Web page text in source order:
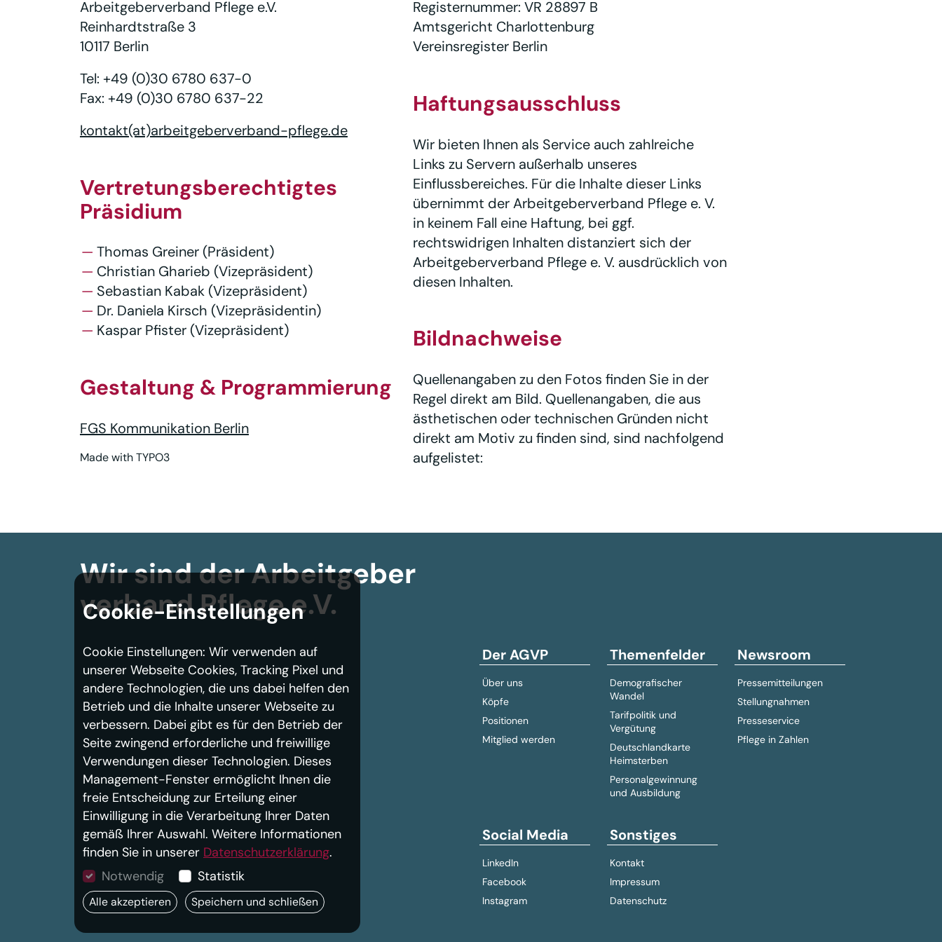
Arbeitgeberverband Pflege e.V.
Reinhardtstraße 3
10117 Berlin
Tel: +49 (0)30 6780 637-0
Fax: +49 (0)30 6780 637-22
kontakt(at)arbeitgeberverband-pflege.de
Vertretungsberechtigtes
Präsidium
Thomas Greiner (Präsident)
Christian Gharieb (Vizepräsident)
Sebastian Kabak (Vizepräsident)
Dr. Daniela Kirsch (Vizepräsidentin)
Kaspar Pfister (Vizepräsident)
Gestaltung & Programmierung
FGS Kommunikation Berlin
Made with TYPO3
Registernummer: VR 28897 B
Amtsgericht Charlottenburg
Vereinsregister Berlin
Haftungsausschluss
Wir bieten Ihnen als Service auch zahlreiche
Links zu Servern außerhalb unseres
Einflussbereiches. Für die Inhalte dieser Links
übernimmt der Arbeitgeberverband Pflege e. V.
in keinem Fall eine Haftung, bei ggf.
rechtswidrigen Inhalten distanziert sich der
Arbeitgeberverband Pflege e. V. ausdrücklich von
diesen Inhalten.
Bildnachweise
Quellenangaben zu den Fotos finden Sie in der
Regel direkt am Bild. Quellenangaben, die aus
ästhetischen oder technischen Gründen nicht
direkt am Motiv zu finden sind, sind nachfolgend
aufgelistet:
Wir sind der Arbeitgeber­
verbandPflege e.V.
Der AGVP
Über uns
Köpfe
Positionen
Mitglied werden
Themenfelder
Demografischer
Wandel
Tarifpolitik und
Vergütung
Deutschlandkarte
Heimsterben
Personalgewinnung
und Ausbildung
Newsroom
Pressemitteilungen
Stellungnahmen
Presseservice
Pflege in Zahlen
Social Media
LinkedIn
Facebook
Instagram
Sonstiges
Kontakt
Impressum
Datenschutz
Cookie-Einstellungen
Cookie Einstellungen: Wir verwenden auf
unserer Webseite Cookies, Tracking Pixel und
andere Technologien, die uns dabei helfen den
Betrieb und die Inhalte unserer Webseite zu
verbessern. Dabei gibt es für den Betrieb der
Seite zwingend erforderliche und freiwillige
Verwendungen dieser Technologien. Dieses
Management-Fenster ermöglicht Ihnen die
freie Entscheidung zur Erteilung einer
Einwilligung in die Verarbeitung Ihrer Daten
gemäß Ihrer Auswahl. Weitere Informationen
finden Sie in unserer Datenschutzerklärung.
Notwendig
Statistik
Alle akzeptieren Speichern und schließen